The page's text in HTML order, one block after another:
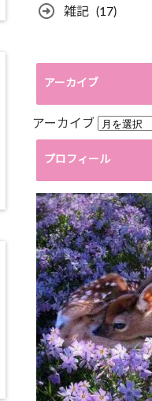
雑記 (17)
アーカイブ
アーカイブ
プロフィール